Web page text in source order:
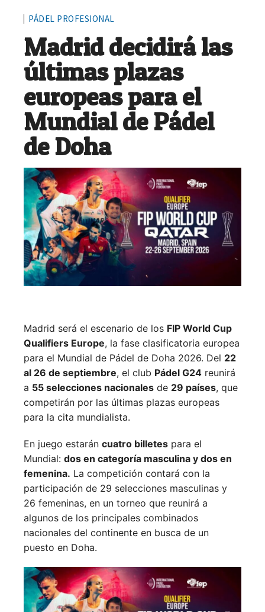
PÁDEL PROFESIONAL
Madrid decidirá las
últimas plazas
europeas para el
Mundial de Pádel
de Doha
Madrid será el escenario de los FIP World Cup
Qualifiers Europe, la fase clasificatoria europea
para el Mundial de Pádel de Doha 2026. Del 22
al 26 de septiembre, el club Pádel G24 reunirá
a 55 selecciones nacionales de 29 países, que
competirán por las últimas plazas europeas
para la cita mundialista.
En juego estarán cuatro billetes para el
Mundial: dos en categoría masculina y dos en
femenina. La competición contará con la
participación de 29 selecciones masculinas y
26 femeninas, en un torneo que reunirá a
algunos de los principales combinados
nacionales del continente en busca de un
puesto en Doha.